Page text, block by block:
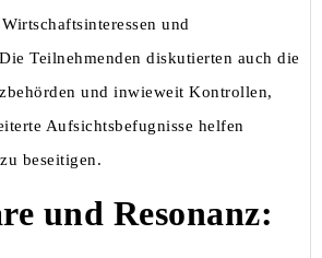
und
Teilnehmenden diskutierten auch die
und inwieweit Kontrollen,
Aufsichtsbefugnisse helfen
beseitigen.
und Resonanz: